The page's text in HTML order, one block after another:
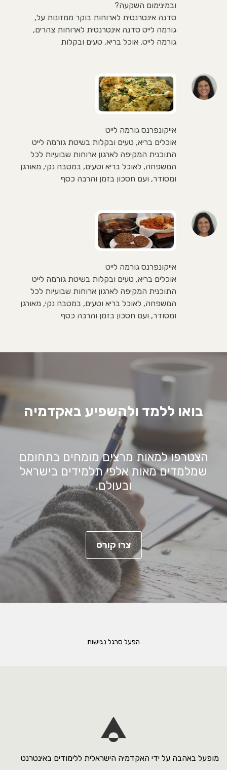
ובמינימום השקעה?
סדנה אינטרנטית לארוחות בוקר ממזונות על,
גורמה לייט סדנה אינטרנטית לארוחות צהרים,
גורמה לייט, אוכל בריא, טעים ובקלות
אייקונפרנס גורמה לייט
אוכלים בריא, טעים ובקלות בשיטת גורמה לייט
התוכנית המקיפה לארגון ארוחות שבועיות לכל
המשפחה, לאוכל בריא וטעים, במטבח נקי, מאורגן
ומסודר, ועם חסכון בזמן והרבה כסף
אייקונפרנס גורמה לייט
אוכלים בריא, טעים ובקלות בשיטת גורמה לייט
התוכנית המקיפה לארגון ארוחות שבועיות לכל
המשפחה, לאוכל בריא וטעים, במטבח נקי, מאורגן
ומסודר, ועם חסכון בזמן והרבה כסף
בואו ללמד ולהשפיע באקדמיה
הצטרפו למאות מרצים מומחים בתחומם
שמלמדים מאות אלפי תלמידים בישראל
ובעולם.
צרו קורס
הפעל סרגל נגישות
מופעל באהבה על ידי האקדמיה הישראלית ללימודים באינטרנט